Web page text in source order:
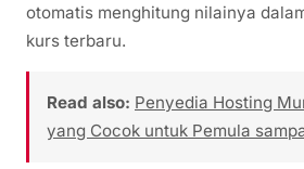
otomatis menghitung nilainya
kurs terbaru.
Read also: Penyedia Hosting
yang Cocok untuk Pemula